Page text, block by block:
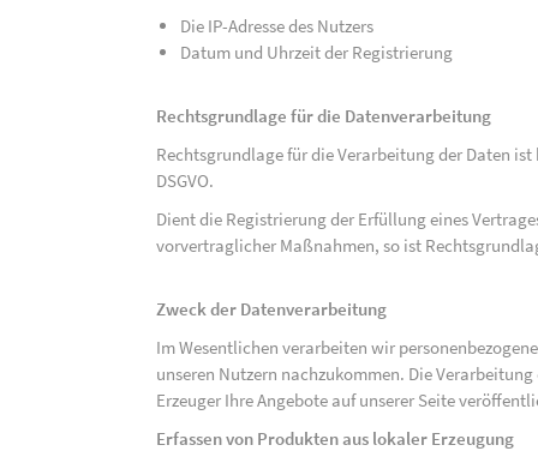
Die IP-Adresse des Nutzers
Datum und Uhrzeit der Registrierung
Rechtsgrundlage für die Datenverarbeitung
Rechtsgrundlage für die Verarbeitung der Daten
DSGVO.
Dient die Registrierung der Erfüllung eines
vorvertraglicher Maßnahmen, so ist
Zweck der Datenverarbeitung
Im Wesentlichen verarbeiten wir
unseren Nutzern nachzukommen. Die
Erzeuger Ihre Angebote auf unserer Seite
Erfassen von Produkten aus lokaler Erzeugung